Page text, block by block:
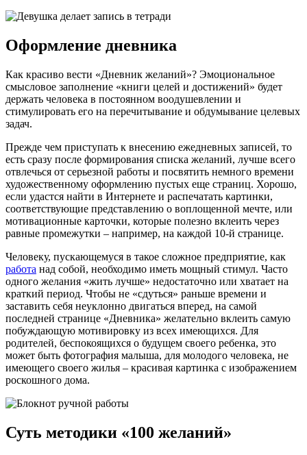
Оформление дневника
Как красиво вести «Дневник желаний»? Эмоциональное
смысловое заполнение «книги целей и достижений» будет
держать человека в постоянном воодушевлении и
стимулировать его на перечитывание и обдумывание целевых
задач.
Прежде чем приступать к внесению ежедневных записей, то
есть сразу после формирования списка желаний, лучше всего
отвлечься от серьезной работы и посвятить немного времени
художественному оформлению пустых еще страниц. Хорошо,
если удастся найти в Интернете и распечатать картинки,
соответствующие представлению о воплощенной мечте, или
мотивационные карточки, которые полезно вклеить через
равные промежутки – например, на каждой 10-й странице.
Человеку, пускающемуся в такое сложное предприятие, как
работа над собой, необходимо иметь мощный стимул. Часто
одного желания «жить лучше» недостаточно или хватает на
краткий период. Чтобы не «сдуться» раньше времени и
заставить себя неуклонно двигаться вперед, на самой
последней странице «Дневника» желательно вклеить самую
побуждающую мотивировку из всех имеющихся. Для
родителей, беспокоящихся о будущем своего ребенка, это
может быть фотография малыша, для молодого человека, не
имеющего своего жилья – красивая картинка с изображением
роскошного дома.
Суть методики «100 желаний»